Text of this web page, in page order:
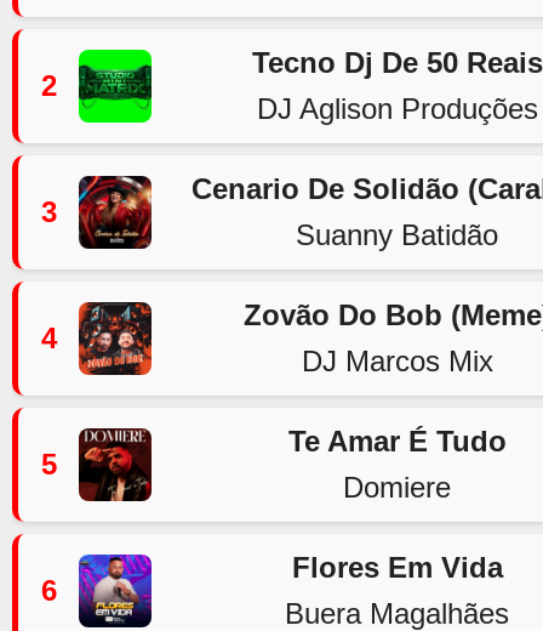
2
Tecno Dj De 50 Reais
DJ Aglison Produções
3
Cenario De Solidão
Suanny Batidão
4
Zovão Do Bob
DJ Marcos Mix
5
Te Amar É Tudo
Domiere
6
Flores Em Vida
Buera Magalhães